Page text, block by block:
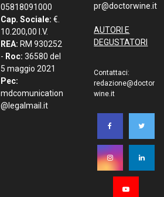
05818091000
Cap. Sociale: €.
10.200,00 I.V.
REA: RM 930252
- Roc: 36580 del
5 maggio 2021
Pec:
mdcomunication
@legalmail.it
pr@doctorwine.it
AUTORI E
DEGUSTATORI
Contattaci:
redazione@doctor
wine.it